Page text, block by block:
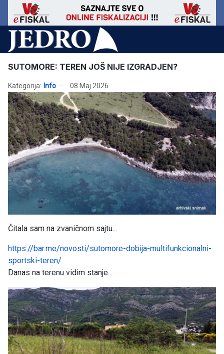
SUTOMORE: TEREN JOŠ NIJE IZGRADJEN?
Kategorija: Info 08 Maj 2026
Čitala sam na zvaničnom sajtu...
https://bar.me/novosti/sutomore-dobija-multifunkcionalni-
sportski-teren/
Danas na terenu vidim stanje...